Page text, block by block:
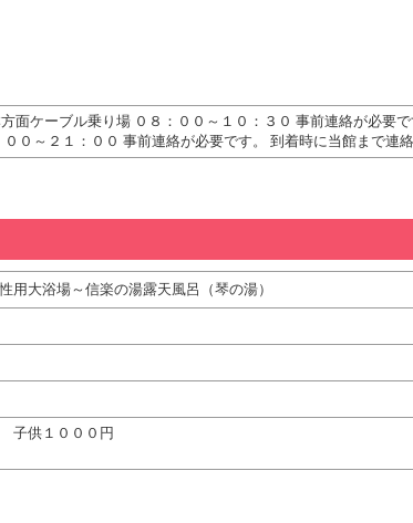
面ケーブル乗り場 ０８：００～１０：３０ 事前連絡が必要で
０～２１：００ 事前連絡が必要です。 到着時に当館まで連絡
用大浴場～信楽の湯露天風呂（琴の湯）
子供１０００円